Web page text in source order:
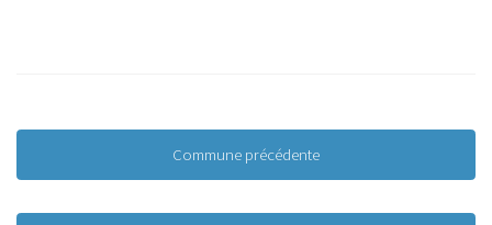
Commune précédente